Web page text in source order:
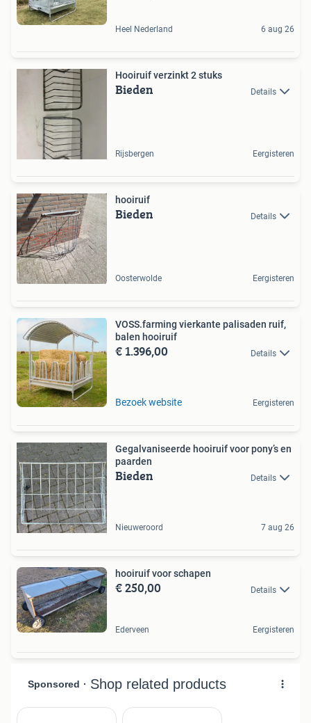
Heel Nederland 6 aug 26
Hooiruif verzinkt 2 stuks
Bieden Details
Rijsbergen Eergisteren
hooiruif
Bieden Details
Oosterwolde Eergisteren
VOSS.farming vierkante palisaden ruif,
balen hooiruif
€ 1.396,00 Details
Bezoek website Eergisteren
Gegalvaniseerde hooiruif voor pony’s en
paarden
Bieden Details
Nieuweroord 7 aug 26
hooiruif voor schapen
€ 250,00 Details
Ederveen Eergisteren